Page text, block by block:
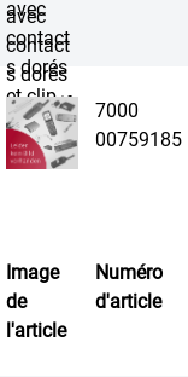
7000
00759185
Image
de
l'article
Numéro
d'article